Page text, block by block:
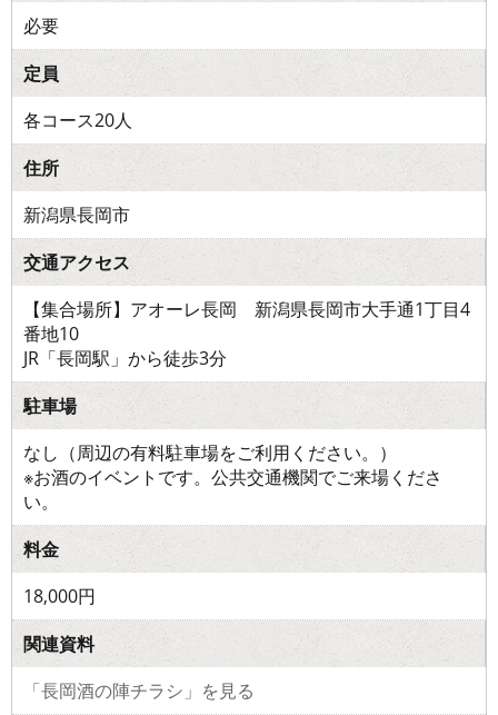
必要
定員
各コース20人
住所
新潟県長岡市
交通アクセス
【集合場所】アオーレ長岡 新潟県長岡市大手通1丁目4
番地10
JR「長岡駅」から徒歩3分
駐車場
なし（周辺の有料駐車場をご利用ください。）
※お酒のイベントです。公共交通機関でご来場くださ
い。
料金
18,000円
関連資料
「長岡酒の陣チラシ」を見る